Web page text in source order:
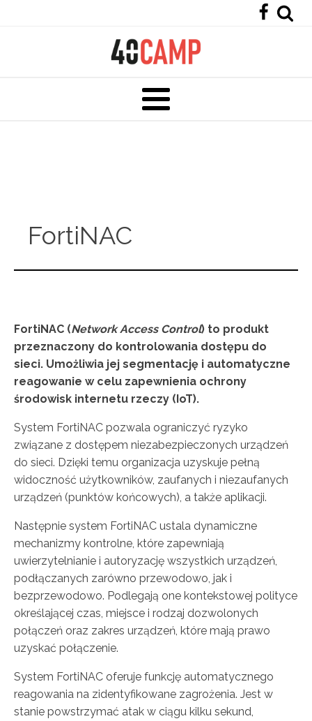
FortiNAC
FortiNAC (Network Access Control) to produkt
przeznaczony do kontrolowania dostępu do
sieci. Umożliwia jej segmentację i automatyczne
reagowanie w celu zapewnienia ochrony
środowisk internetu rzeczy (IoT).
System FortiNAC pozwala ograniczyć ryzyko
związane z dostępem niezabezpieczonych urządzeń
do sieci. Dzięki temu organizacja uzyskuje pełną
widoczność użytkowników, zaufanych i niezaufanych
urządzeń (punktów końcowych), a także aplikacji.
Następnie system FortiNAC ustala dynamiczne
mechanizmy kontrolne, które zapewniają
uwierzytelnianie i autoryzację wszystkich urządzeń,
podłączanych zarówno przewodowo, jak i
bezprzewodowo. Podlegają one kontekstowej polityce
określającej czas, miejsce i rodzaj dozwolonych
połączeń oraz zakres urządzeń, które mają prawo
uzyskać połączenie.
System FortiNAC oferuje funkcję automatycznego
reagowania na zidentyfikowane zagrożenia. Jest w
stanie powstrzymać atak w ciągu kilku sekund,